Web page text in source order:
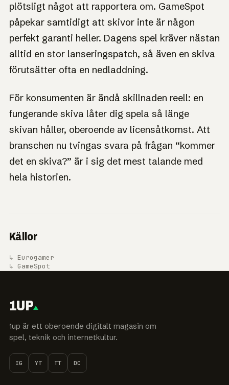
plötsligt något att rapportera om. GameSpot
påpekar samtidigt att skivor inte är någon
perfekt garanti heller. Dagens spel kräver nästan
alltid en stor lanseringspatch, så även en skiva
förutsätter ofta en nedladdning.
För konsumenten är ändå skillnaden reell: en
fungerande skiva låter dig spela så länge
skivan håller, oberoende av licensåtkomst. Att
branschen nu tvingas svara på frågan “kommer
det en skiva?” är i sig det mest talande med
hela historien.
Källor
↳ Eurogamer
↳ GameSpot
1UP
1up är ett oberoende digitalt magasin om
spel, teknik och internetkultur.
IG YT TT DC